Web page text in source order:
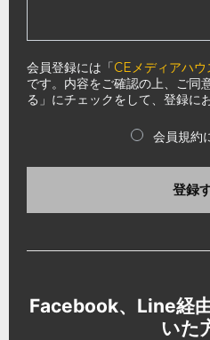
会員登録には「CEメディアハウ
です。内容をご確認の上、ご同
る」にチェックをして、登録に
会員規約
登録
Facebook、Line経
いた